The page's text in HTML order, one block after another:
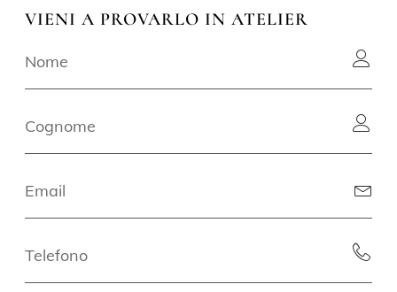
VIENI A PROVARLO IN ATELIER